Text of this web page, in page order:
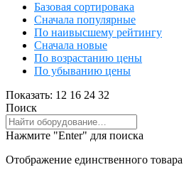
Базовая сортировака
Сначала популярные
По наивысшему рейтингу
Сначала новые
По возрастанию цены
По убыванию цены
Показать: 12 16 24 32
Поиск
Нажмите "Enter" для поиска
Отображение единственного товара